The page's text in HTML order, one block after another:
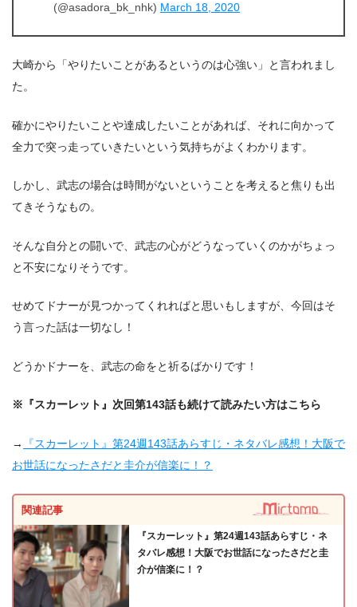
(@asadora_bk_nhk) March 18, 2020
大崎から「やりたいことがあるというのは心強い」と言われまし
た。
確かにやりたいことや達成したいことがあれば、それに向かって
全力で突っ走っていきたいという気持ちがよくわかります。
しかし、武志の場合は時間がないということを考えると焦りも出
てきそうなもの。
そんな自分との闘いで、武志の心がどうなっていくのかがちょっ
と不安になりそうです。
せめてドナーが見つかってくれればと思いもしますが、今回はそ
う言った話は一切なし！
どうかドナーを、武志の命をと祈るばかりです！
※『スカーレット』次回第143話も続けて読みたい方はこちら
→
『スカーレット』第24週143話あらすじ・ネタバレ感想！大阪で
お世話になったさだと圭介が信楽に！？
関連記事
『スカーレット』第24週143話あらすじ・ネ
タバレ感想！大阪でお世話になったさだと圭
介が信楽に！？